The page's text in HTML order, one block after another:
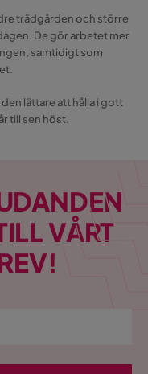
trädgården och större
De gör arbetet mer
samtidigt som
lättare att hålla i gott
till sen höst.
VÅRT